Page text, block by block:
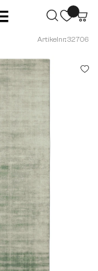
Artikelnr.: 32706